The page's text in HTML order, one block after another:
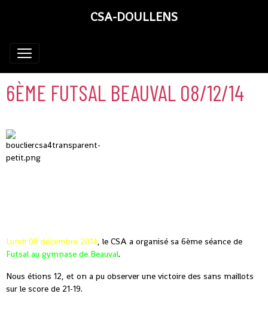
CSA-DOULLENS
6ÈME FUTSAL BEAUVAL 08/12/14
Lundi 08 décembre 2014, le CSA a organisé sa 6ème séance de
Futsal au gymnase de Beauval.
Nous étions 12, et on a pu observer une victoire des sans maillots
sur le score de 21-19.